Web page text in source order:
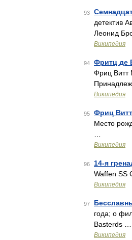
93
детектив
Леонид
Википедия
94 Фритц де
Фриц Витт
Википедия
95 Фриц Витт
Место
Википедия
96 14-я
Waffen SS
Википедия
97
года; о
Basterds …
Википедия